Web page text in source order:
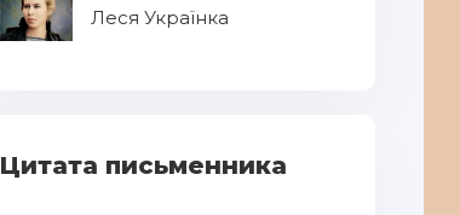
Леся Українка
Цитата письменника